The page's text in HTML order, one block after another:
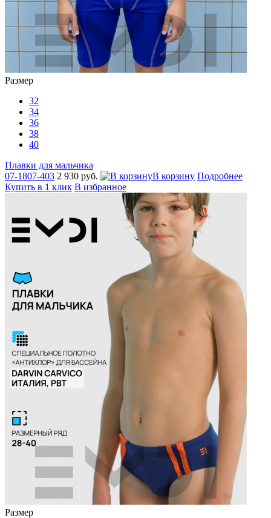
Размер
32
34
36
38
40
Плавки для мальчика
07-1807-403 2 930 руб. В корзину Подробнее
Купить в 1 клик В избранное
Размер